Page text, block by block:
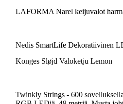
LAFORMA Narel keijuvalot
Nedis SmartLife Dekoratiivinen
Konges Sløjd Valoketju Lemon
Twinkly Strings - 600